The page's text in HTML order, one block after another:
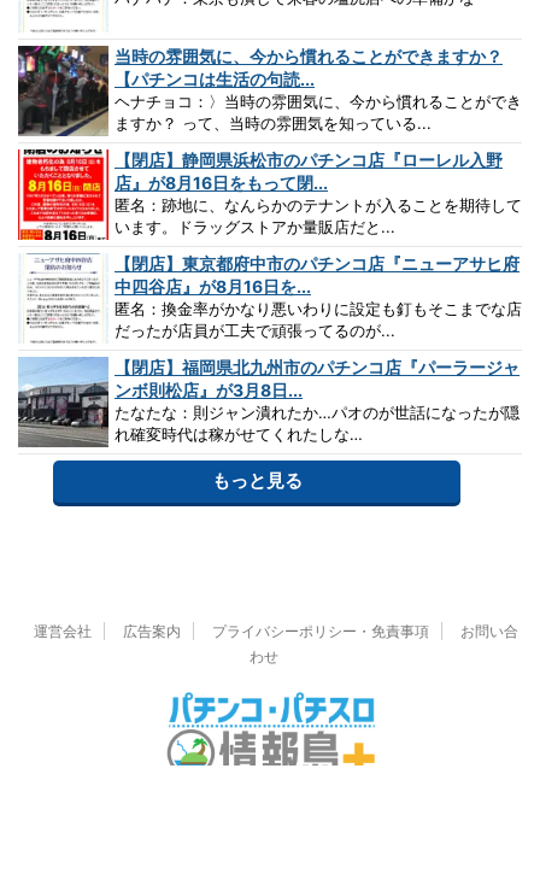
当時の雰囲気に、今から慣れることができますか？
【パチンコは生活の句読...
ヘナチョコ：〉当時の雰囲気に、今から慣れることができ
ますか？ って、当時の雰囲気を知っている...
【閉店】静岡県浜松市のパチンコ店『ローレル入野
店』が8月16日をもって閉...
匿名：跡地に、なんらかのテナントが入ることを期待して
います。ドラッグストアか量販店だと...
【閉店】東京都府中市のパチンコ店『ニューアサヒ府
中四谷店』が8月16日を...
匿名：換金率がかなり悪いわりに設定も釘もそこまでな店
だったが店員が工夫で頑張ってるのが...
【閉店】福岡県北九州市のパチンコ店『パーラージャ
ンボ則松店』が3月8日...
たなたな：則ジャン潰れたか…パオのが世話になったが隠
れ確変時代は稼がせてくれたしな…
もっと見る
運営会社 広告案内 プライバシーポリシー・免責事項
お問い合
わせ